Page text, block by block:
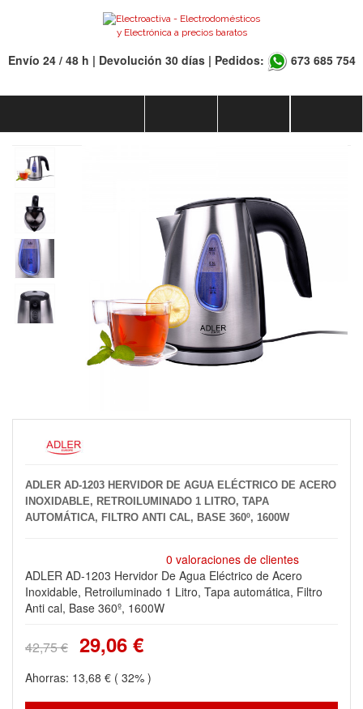
Envío 24 / 48 h | Devolución 30 días | Pedidos: 673 685 754
ADLER AD-1203 HERVIDOR DE AGUA ELÉCTRICO DE ACERO
INOXIDABLE, RETROILUMINADO 1 LITRO, TAPA
AUTOMÁTICA, FILTRO ANTI CAL, BASE 360º, 1600W
0 valoraciones de clientes
ADLER AD-1203 Hervidor De Agua Eléctrico de Acero
Inoxidable, Retroiluminado 1 Litro, Tapa automática, Filtro
Anti cal, Base 360º, 1600W
42,75 € 29,06 €
Ahorras: 13,68 € ( 32% )